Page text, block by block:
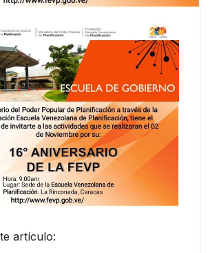
artículo: